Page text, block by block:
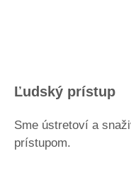
Ľudský prístup
Sme ústretoví a
prístupom.